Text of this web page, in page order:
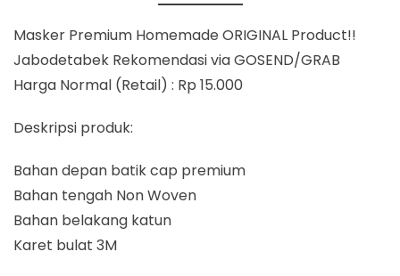
Masker Premium Homemade ORIGINAL Product!!
Jabodetabek Rekomendasi via GOSEND/GRAB
Harga Normal (Retail) : Rp 15.000
Deskripsi produk:
Bahan depan batik cap premium
Bahan tengah Non Woven
Bahan belakang katun
Karet bulat 3M